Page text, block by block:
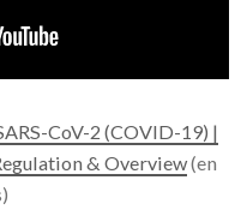
CoV-2 (COVID-19) |
& Overview(en